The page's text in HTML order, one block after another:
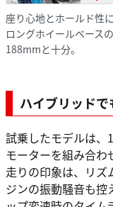
座り心地とホールド性
ロングホイールベース
188mmと十分。
ハイブリッド
試乗したモデルは、
モーターを組み合わ
走りの印象は、リズ
ジンの振動騒音も控